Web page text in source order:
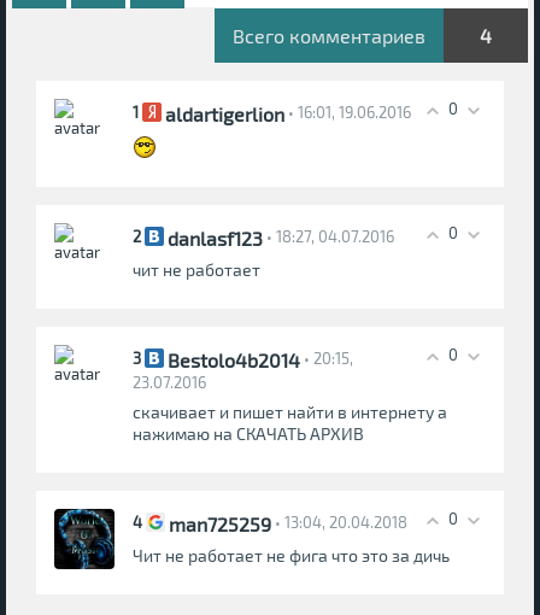
Всего комментариев 4
0
1 aldartigerlion • 16:01, 19.06.2016
0
2 danlasf123 • 18:27, 04.07.2016
чит не работает
0
3 Bestolo4b2014 • 20:15,
23.07.2016
скачивает и пишет найти в интернету а
нажимаю на СКАЧАТЬ АРХИВ
0
4 man725259 • 13:04, 20.04.2018
Чит не работает не фига что это за дичь